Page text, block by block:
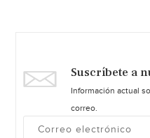
Suscríbete a
Información actual
correo.